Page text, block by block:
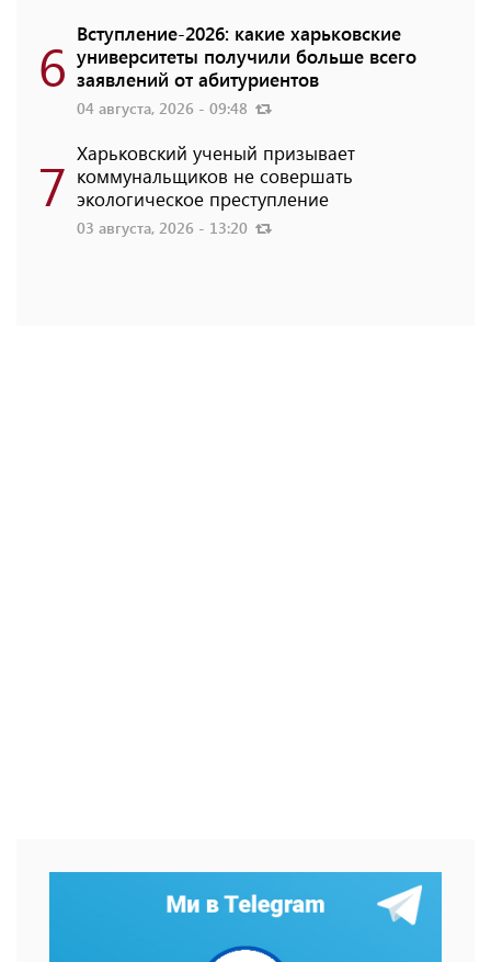
6 Вступление-2026: какие харьковские
университеты получили больше всего
заявлений от абитуриентов
04 августа, 2026 - 09:48
7 Харьковский ученый призывает
коммунальщиков не совершать
экологическое преступление
03 августа, 2026 - 13:20